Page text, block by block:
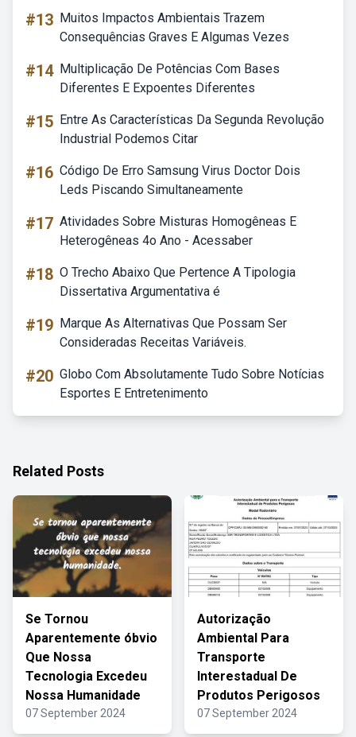
#13 Muitos Impactos Ambientais Trazem
Consequências Graves E Algumas Vezes
#14 Multiplicação De Potências Com Bases
Diferentes E Expoentes Diferentes
#15 Entre As Características Da Segunda Revolução
Industrial Podemos Citar
#16 Código De Erro Samsung Virus Doctor Dois
Leds Piscando Simultaneamente
#17 Atividades Sobre Misturas Homogêneas E
Heterogêneas 4o Ano - Acessaber
#18 O Trecho Abaixo Que Pertence A Tipologia
Dissertativa Argumentativa é
#19 Marque As Alternativas Que Possam Ser
Consideradas Receitas Variáveis.
#20 Globo Com Absolutamente Tudo Sobre Notícias
Esportes E Entretenimento
Related Posts
Se Tornou
Aparentemente óbvio
Que Nossa
Tecnologia Excedeu
Nossa Humanidade
07 September 2024
Autorização
Ambiental Para
Transporte
Interestadual De
Produtos Perigosos
07 September 2024